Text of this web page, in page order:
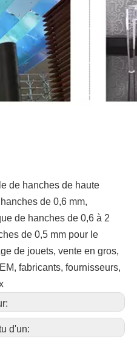
de hanches de haute
de 0,6 mm,
de hanches de 0,6 à 2
de 0,5 mm pour le
de jouets, vente en gros,
fabricants, fournisseurs,
d'un: